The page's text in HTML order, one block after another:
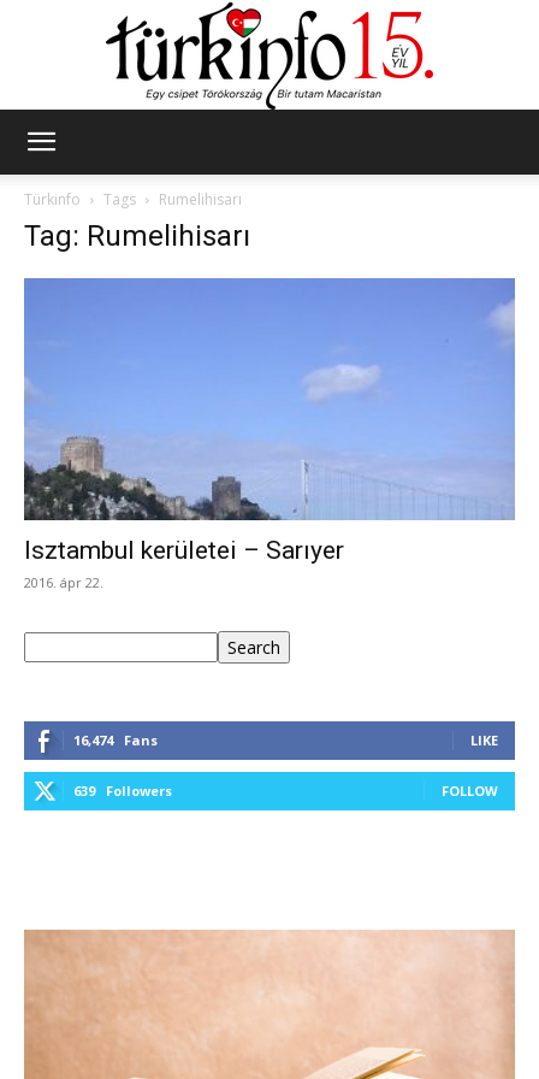
Türkinfo
Tags Rumelihisarı
Tag: Rumelihisarı
Isztambul kerületei – Sarıyer
2016. ápr 22.
Search
16,474 Fans LIKE
639 Followers FOLLOW